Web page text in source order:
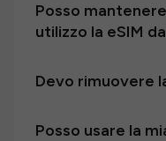
Posso
utilizzo la eSIM
Devo rimuovere
Posso usare la